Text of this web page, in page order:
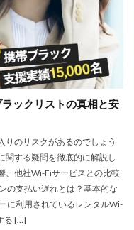
ックリストの真相と安
りのリスクがあるのでしょう
関する疑問を徹底的に解説し
、他社Wi-Fiサービスとの比較
の支払い遅れとは？基本的な
に利用されているレンタルWi-
る […]